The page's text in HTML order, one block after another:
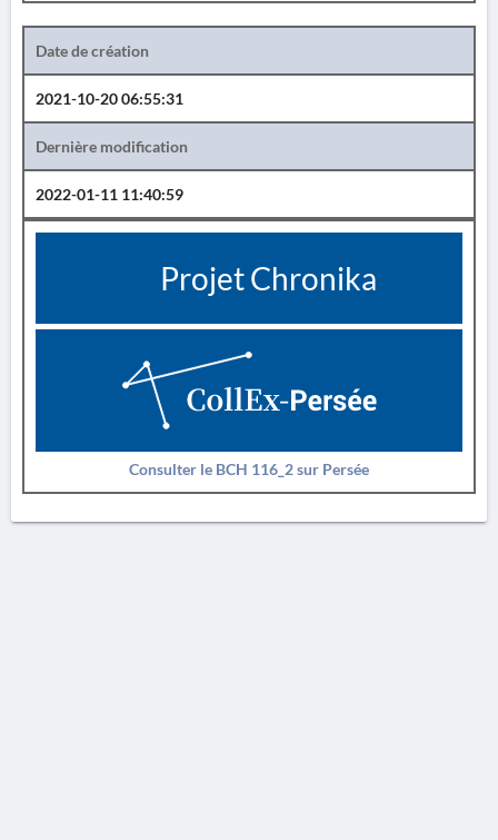
Date de création
2021-10-20 06:55:31
Dernière modification
2022-01-11 11:40:59
Projet Chronika
Consulter le BCH 116_2 sur Persée